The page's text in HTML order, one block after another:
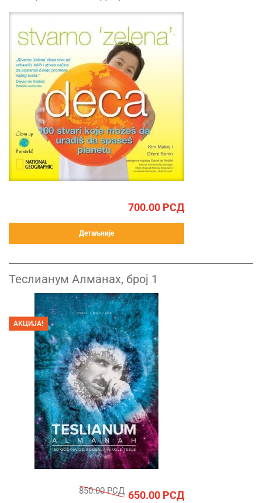
700.00 РСД
Детаљније
АКЦИЈА!
Теслианум Алманах, број 1
850.00РСД 650.00 РСД